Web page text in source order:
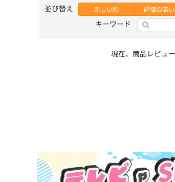
並び替え 新しい順 評価の高
キーワード
現在、商品レビュ